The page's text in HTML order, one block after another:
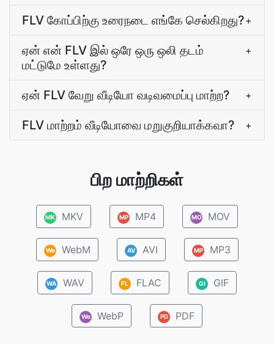
FLV கோப்பிற்கு உரைநடை எங்கே செல்கிறது?+
ஏன் என் FLV இல் ஒரே ஒரு ஒலி தடம்
மட்டுமே உள்ளது?
+
ஏன் FLV வேறு வீடியோ வடிவமைப்பு மாற்ற? +
FLV மாற்றம் வீடியோவை மறுகுறியாக்கவா? +
பிற மாற்றிகள்
MK MKV MP MP4 MO MOV
We WebM AV AVI MP MP3
WA WAV FL FLAC GI GIF
We WebP PD PDF